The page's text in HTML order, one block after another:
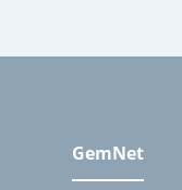
GemNet